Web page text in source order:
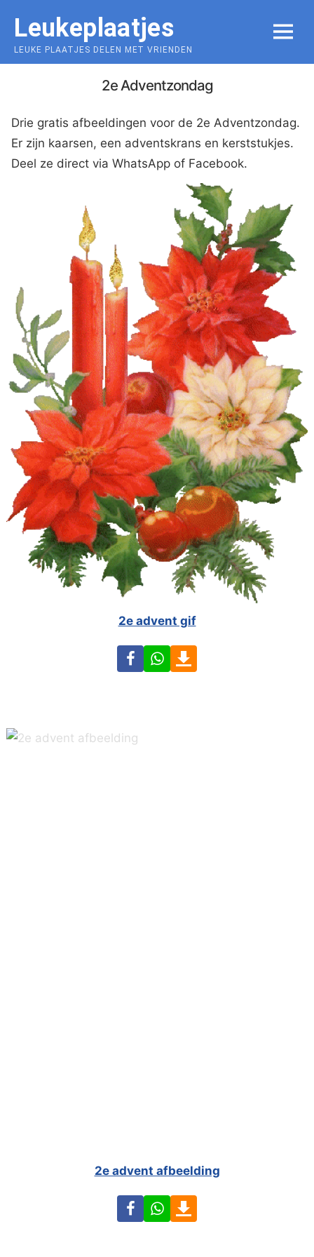
content
Leukeplaatjes
LEUKE PLAATJES DELEN MET VRIENDEN
MENU
2e Adventzondag
Drie gratis afbeeldingen voor de 2e Adventzondag.
Er zijn kaarsen, een adventskrans en kerststukjes.
Deel ze direct via WhatsApp of Facebook.
2e advent gif
FacebookWhatsApp
2e advent afbeelding
FacebookWhatsApp